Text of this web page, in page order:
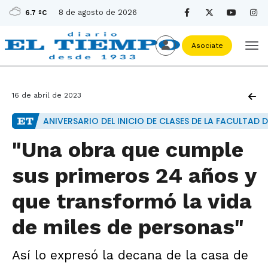
6.7 ºC 8 de agosto de 2026
Asociate
16 de abril de 2023
ANIVERSARIO DEL INICIO DE CLASES DE LA FACULTAD
"Una obra que cumple
sus primeros 24 años y
que transformó la vida
de miles de personas"
Así lo expresó la decana de la casa de